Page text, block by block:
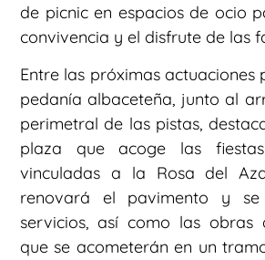
de picnic en espacios de ocio
convivencia y el disfrute de las
Entre las próximas actuaciones
pedanía albaceteña, junto al
perimetral de las pistas,
plaza que acoge las
vinculadas a la Rosa del
renovará el pavimento y se
servicios, así como las obras
que se acometerán en un